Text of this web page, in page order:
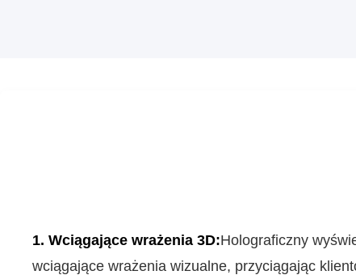
1. Wciągające wrażenia 3D:Holograficzny
wciągające wrażenia wizualne, przyciągając